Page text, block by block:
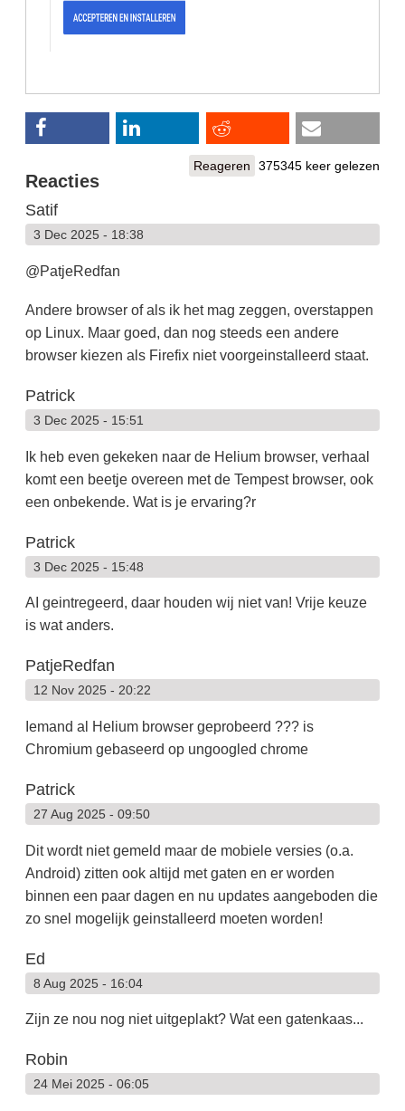
Reageren 375345 keer gelezen
Reacties
Satif
3 Dec 2025 - 18:38
@PatjeRedfan
Andere browser of als ik het mag zeggen, overstappen
op Linux. Maar goed, dan nog steeds een andere
browser kiezen als Firefix niet voorgeinstalleerd staat.
Patrick
3 Dec 2025 - 15:51
Ik heb even gekeken naar de Helium browser, verhaal
komt een beetje overeen met de Tempest browser, ook
een onbekende. Wat is je ervaring?r
Patrick
3 Dec 2025 - 15:48
AI geintregeerd, daar houden wij niet van! Vrije keuze
is wat anders.
PatjeRedfan
12 Nov 2025 - 20:22
Iemand al Helium browser geprobeerd ??? is
Chromium gebaseerd op ungoogled chrome
Patrick
27 Aug 2025 - 09:50
Dit wordt niet gemeld maar de mobiele versies (o.a.
Android) zitten ook altijd met gaten en er worden
binnen een paar dagen en nu updates aangeboden die
zo snel mogelijk geinstalleerd moeten worden!
Ed
8 Aug 2025 - 16:04
Zijn ze nou nog niet uitgeplakt? Wat een gatenkaas...
Robin
24 Mei 2025 - 06:05